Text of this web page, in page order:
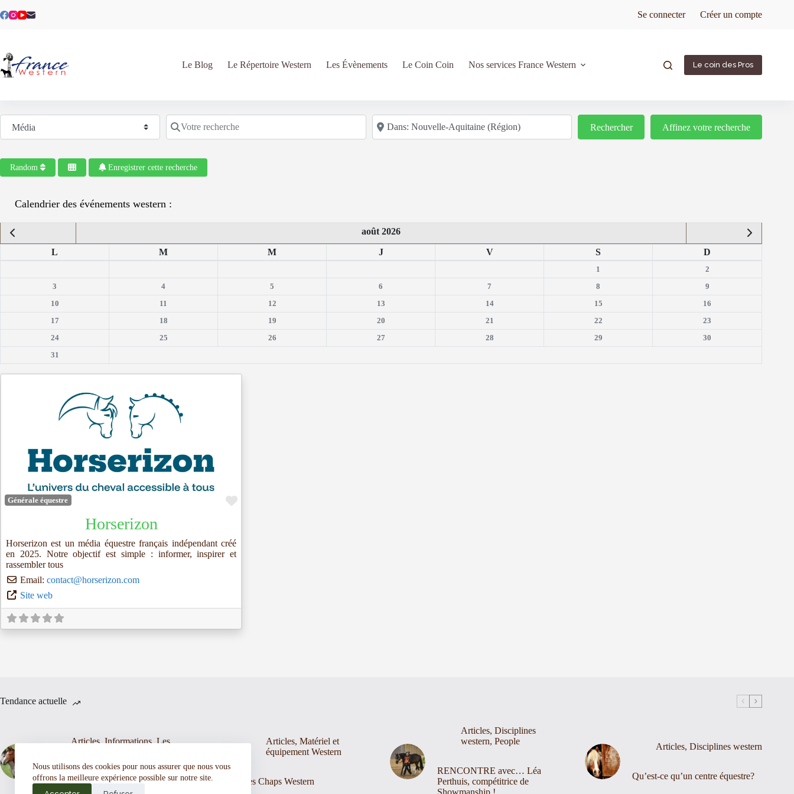
au
Nous utilisons des cookies pour nous assurer que nous vous
offrons la meilleure expérience possible sur notre site.
Se connecter Créer un compte
Le Blog Le Répertoire Western Les Évènements Le Coin Coin Nos services France Western Le coin des Pros
Sélectionnez le type de recherche Votre recherche Code postal/région/ville
RechercherRechercherAffinez votre recherche
Random Enregistrer cette recherche
Calendrier des événements western :
août 2026
L M M J V S D
1
2
3
4 5 6 7 8
9
10
11 12 13 14 15
16
17
18 19 20 21 22
23
24
25 26 27 28 29
30
31
Générale équestre Favoris
Horserizon
Horserizon est un média équestre français indépendant créé
en 2025. Notre objectif est simple : informer, inspirer et
rassembler tous
Email: contact@horserizon.com
Site web
Tendance actuelle
Articles,Informations,Les
A chaque race, son association
Articles,Matériel et
équipement Western
Les Chaps Western
Articles,Disciplines
western,People
RENCONTRE avec… Léa
Perthuis, compétitrice de
Articles,Disciplines western
Qu’est-ce qu’un centre équestre?